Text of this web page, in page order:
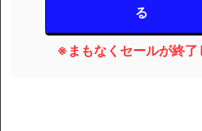
る
※まもなくセールが終了